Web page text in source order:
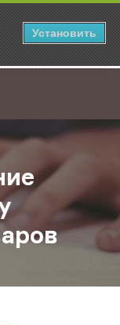
Установить
Введение ГОСТа на